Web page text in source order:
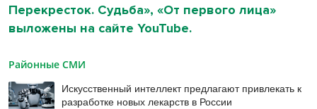
Перекресток. Судьба», «От первого лица»
выложены на сайте YouTube.
Районные СМИ
Искусственный интеллект предлагают привлекать к
разработке новых лекарств в России